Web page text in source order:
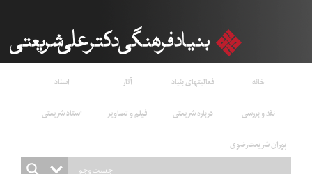
خانه فعالیتهای بنیاد آثار
اسناد
نقد و بررسی
درباره شریعتی فیلم و تصاویر
استاد شریعتی
پوران شریعت‌رضوی